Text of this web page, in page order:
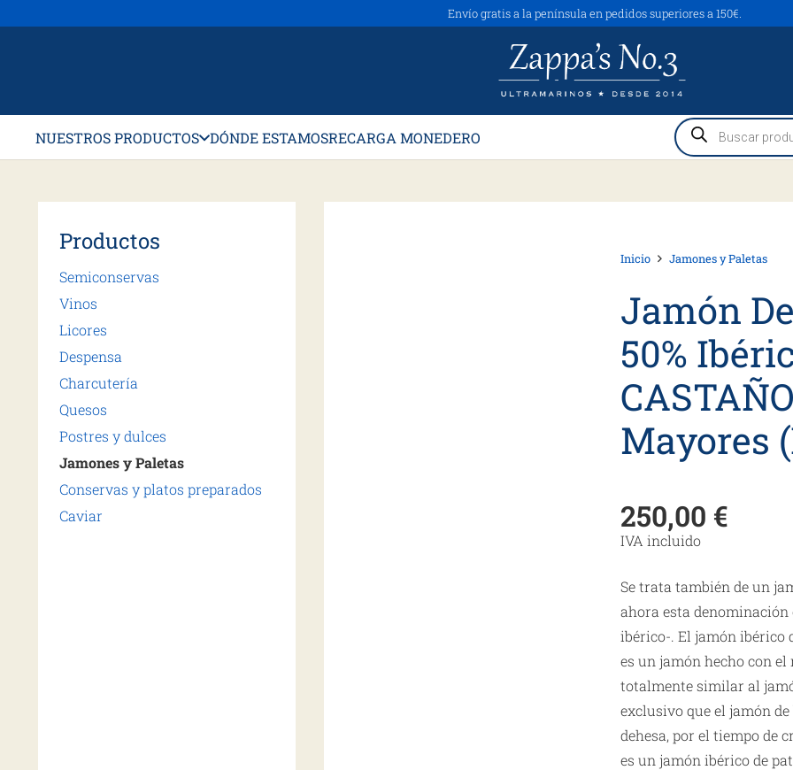
Envío gratis a la península en pedidos superiores a 150€.
NUESTROS PRODUCTOS DÓNDE ESTAMOSRECARGA MONEDERO
Búsqueda
de
productos
Productos
Semiconservas
Vinos
Licores
Despensa
Charcutería
Quesos
Postres y dulces
Jamones y Paletas
Conservas y platos preparados
Caviar
Inicio Jamones y Paletas
Jamón
50%
Mayores
250,00 €
IVA incluido
Se trata también de un
ahora esta denominación
ibérico-. El jamón ibérico
es un jamón hecho con
totalmente similar al
exclusivo que el jamón
dehesa, por el tiempo de
es un jamón ibérico de